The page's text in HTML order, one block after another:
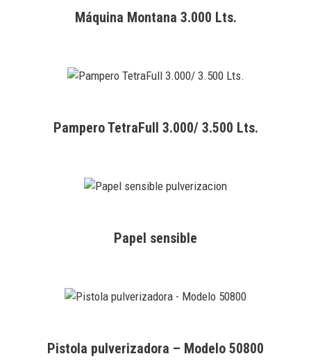
Máquina Montana 3.000 Lts.
Pampero TetraFull 3.000/ 3.500 Lts.
Papel sensible
Pistola pulverizadora – Modelo 50800